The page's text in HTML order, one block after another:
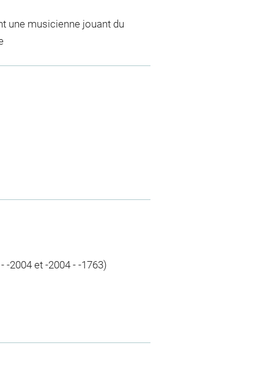
une musicienne jouant du
-2004 et -2004 - -1763)